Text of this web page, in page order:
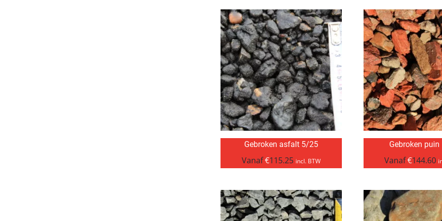
Gebroken asfalt 5/25
Vanaf€115.25 incl. BTW
Gebroken
Vanaf€144.60